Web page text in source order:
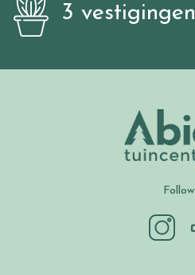
3 vestigingen
Follow